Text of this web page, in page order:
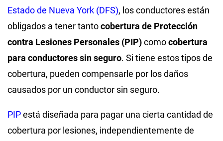
Estado de Nueva York (DFS), los conductores están
obligados a tener tantocobertura de Protección
contra Lesiones Personales (PIP)comocobertura
para conductores sin seguro. Si tiene estos tipos de
cobertura, pueden compensarle por los daños
causados por un conductor sin seguro.
PIPestá diseñada para pagar una cierta cantidad de
cobertura por lesiones, independientemente de